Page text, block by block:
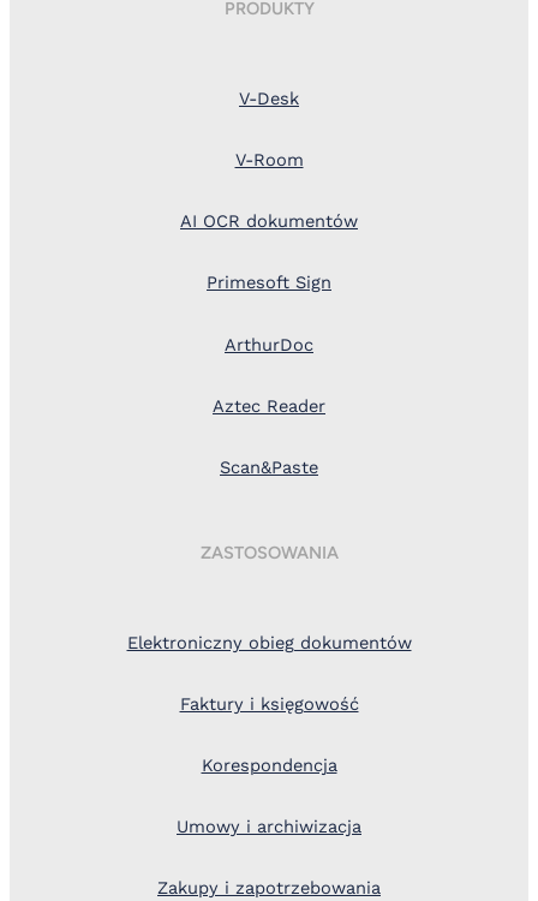
PRODUKTY
V-Desk
V-Room
AI OCR dokumentów
Primesoft Sign
ArthurDoc
Aztec Reader
Scan&Paste
ZASTOSOWANIA
Elektroniczny obieg dokumentów
Faktury i księgowość
Korespondencja
Umowy i archiwizacja
Zakupy i zapotrzebowania